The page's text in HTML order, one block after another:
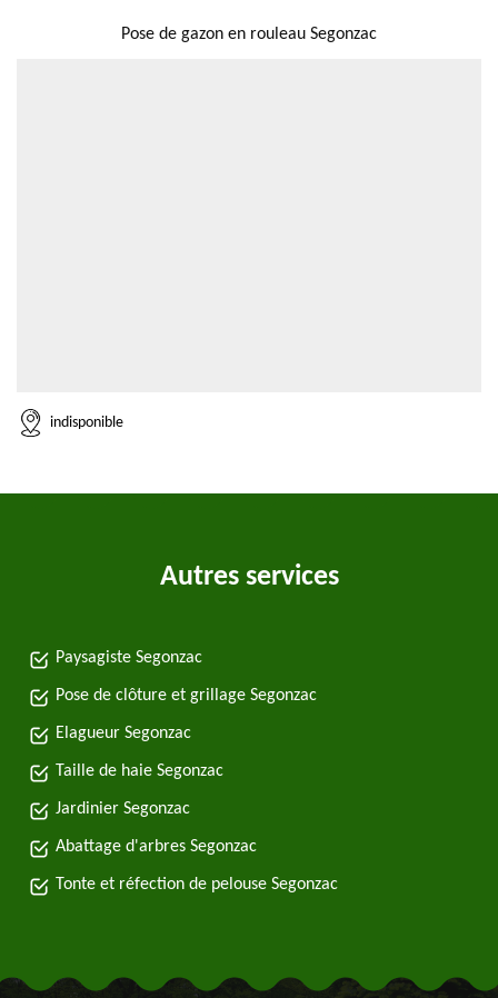
Pose de gazon en rouleau Segonzac
indisponible
Autres services
Paysagiste Segonzac
Pose de clôture et grillage Segonzac
Elagueur Segonzac
Taille de haie Segonzac
Jardinier Segonzac
Abattage d'arbres Segonzac
Tonte et réfection de pelouse Segonzac